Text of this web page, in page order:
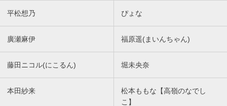
平松想乃 ぴょな
廣瀬麻伊 福原遥(まいんちゃん)
藤田ニコル(にこるん) 堀未央奈
本田紗来
松本ももな【高嶺のなでし
こ】